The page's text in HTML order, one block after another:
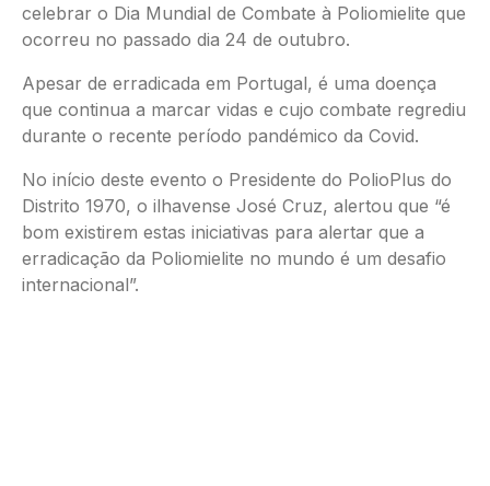
celebrar o Dia Mundial de Combate à Poliomielite que
ocorreu no passado dia 24 de outubro.
Apesar de erradicada em Portugal, é uma doença
que continua a marcar vidas e cujo combate regrediu
durante o recente período pandémico da Covid.
No início deste evento o Presidente do PolioPlus do
Distrito 1970, o ilhavense José Cruz, alertou que “é
bom existirem estas iniciativas para alertar que a
erradicação da Poliomielite no mundo é um desafio
internacional”.